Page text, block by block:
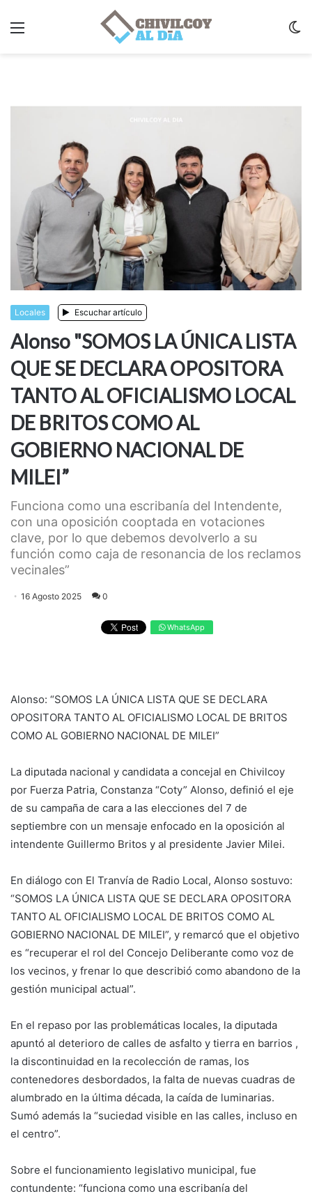
Locales Escuchar artículo
Alonso "SOMOS LA ÚNICA LISTA
QUE SE DECLARA OPOSITORA
TANTO AL OFICIALISMO LOCAL
DE BRITOS COMO AL
GOBIERNO NACIONAL DE
MILEI”
Funciona como una escribanía del Intendente,
con una oposición cooptada en votaciones
clave, por lo que debemos devolverlo a su
función como caja de resonancia de los reclamos
vecinales”
16 Agosto 2025 0
WhatsApp
Alonso: “SOMOS LA ÚNICA LISTA QUE SE DECLARA
OPOSITORA TANTO AL OFICIALISMO LOCAL DE BRITOS
COMO AL GOBIERNO NACIONAL DE MILEI”
La diputada nacional y candidata a concejal en Chivilcoy
por Fuerza Patria, Constanza “Coty” Alonso, definió el eje
de su campaña de cara a las elecciones del 7 de
septiembre con un mensaje enfocado en la oposición al
intendente Guillermo Britos y al presidente Javier Milei.
En diálogo con El Tranvía de Radio Local, Alonso sostuvo:
“SOMOS LA ÚNICA LISTA QUE SE DECLARA OPOSITORA
TANTO AL OFICIALISMO LOCAL DE BRITOS COMO AL
GOBIERNO NACIONAL DE MILEI”, y remarcó que el objetivo
es “recuperar el rol del Concejo Deliberante como voz de
los vecinos, y frenar lo que describió como abandono de la
gestión municipal actual”.
En el repaso por las problemáticas locales, la diputada
apuntó al deterioro de calles de asfalto y tierra en barrios ,
la discontinuidad en la recolección de ramas, los
contenedores desbordados, la falta de nuevas cuadras de
alumbrado en la última década, la caída de luminarias.
Sumó además la “suciedad visible en las calles, incluso en
el centro”.
Sobre el funcionamiento legislativo municipal, fue
contundente: “funciona como una escribanía del